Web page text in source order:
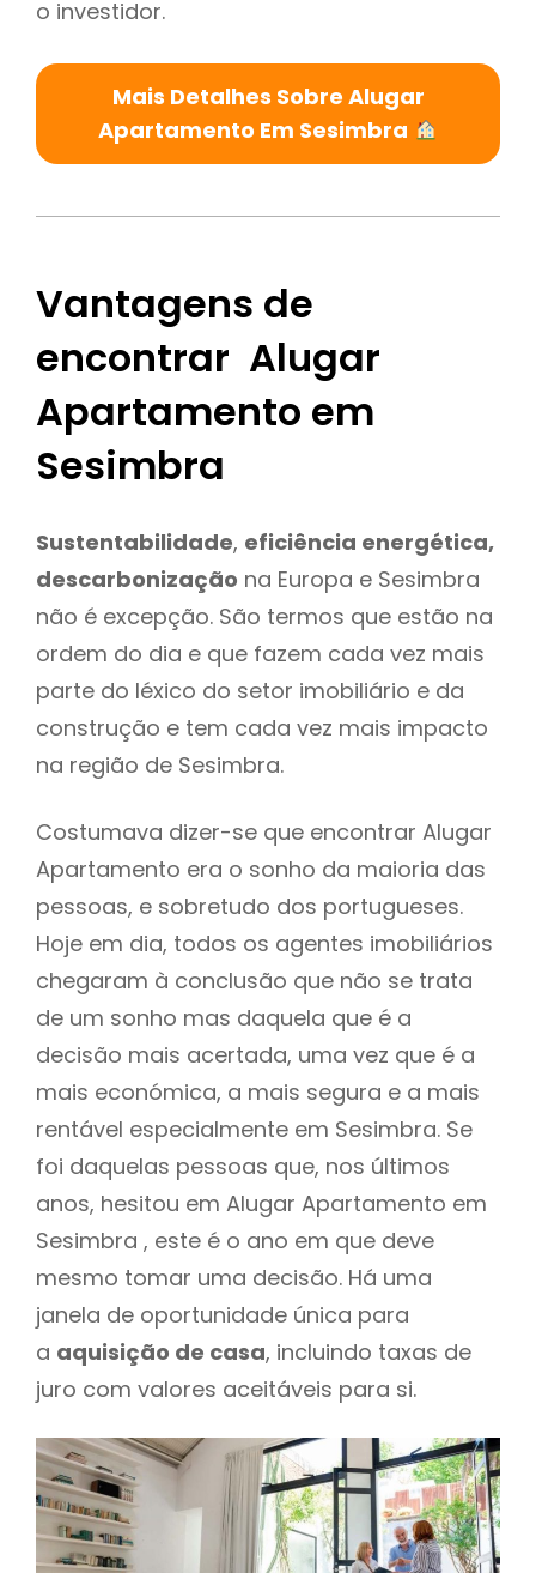
o investidor.
Mais Detalhes Sobre Alugar
Apartamento Em Sesimbra
Vantagens de
encontrar Alugar
Apartamento em
Sesimbra
Sustentabilidade, eficiência energética,
descarbonização na Europa e Sesimbra
não é excepção. São termos que estão na
ordem do dia e que fazem cada vez mais
parte do léxico do setor imobiliário e da
construção e tem cada vez mais impacto
na região de Sesimbra.
Costumava dizer-se que encontrar Alugar
Apartamento era o sonho da maioria das
pessoas, e sobretudo dos portugueses.
Hoje em dia, todos os agentes imobiliários
chegaram à conclusão que não se trata
de um sonho mas daquela que é a
decisão mais acertada, uma vez que é a
mais económica, a mais segura e a mais
rentável especialmente em Sesimbra. Se
foi daquelas pessoas que, nos últimos
anos, hesitou em Alugar Apartamento em
Sesimbra , este é o ano em que deve
mesmo tomar uma decisão. Há uma
janela de oportunidade única para
a aquisição de casa, incluindo taxas de
juro com valores aceitáveis para si.